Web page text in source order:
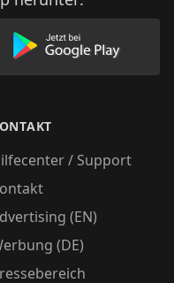
AppStore herunter
Lade unsere
/ Support
(EN)
(DE)